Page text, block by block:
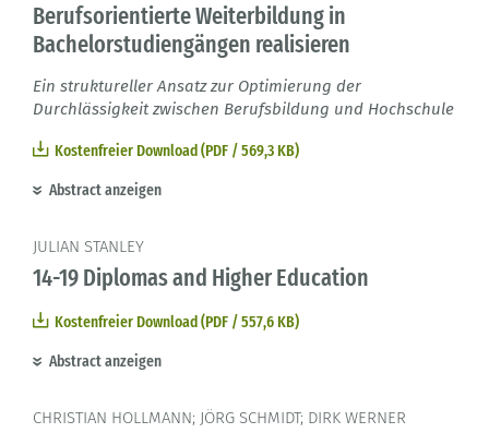
Berufsorientierte Weiterbildung in
Bachelorstudiengängen realisieren
Ein struktureller Ansatz zur Optimierung der
Durchlässigkeit zwischen Berufsbildung und Hochschule
Kostenfreier Download (PDF / 569,3 KB)
Abstract anzeigen
JULIAN STANLEY
14-19 Diplomas and Higher Education
Kostenfreier Download (PDF / 557,6 KB)
Abstract anzeigen
CHRISTIAN HOLLMANN; JÖRG SCHMIDT; DIRK WERNER